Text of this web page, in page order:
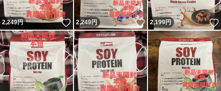
2,249円 いいね！
2,249円 いいね！
2,199円